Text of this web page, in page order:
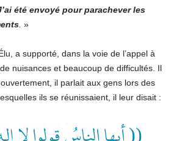
été envoyé pour parachever les
»
a supporté, dans la voie de l’appel à
nuisances et beaucoup de difficultés. Il
il parlait aux gens lors des
ils se réunissaient, il leur disait :